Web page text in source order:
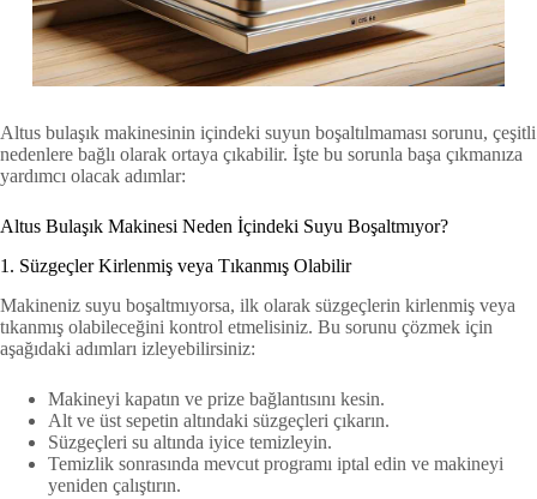
Altus bulaşık makinesinin içindeki suyun boşaltılmaması sorunu, çeşitli
nedenlere bağlı olarak ortaya çıkabilir. İşte bu sorunla başa çıkmanıza
yardımcı olacak adımlar:
Altus Bulaşık Makinesi Neden İçindeki Suyu Boşaltmıyor?
1. Süzgeçler Kirlenmiş veya Tıkanmış Olabilir
Makineniz suyu boşaltmıyorsa, ilk olarak süzgeçlerin kirlenmiş veya
tıkanmış olabileceğini kontrol etmelisiniz. Bu sorunu çözmek için
aşağıdaki adımları izleyebilirsiniz:
Makineyi kapatın ve prize bağlantısını kesin.
Alt ve üst sepetin altındaki süzgeçleri çıkarın.
Süzgeçleri su altında iyice temizleyin.
Temizlik sonrasında mevcut programı iptal edin ve makineyi
yeniden çalıştırın.